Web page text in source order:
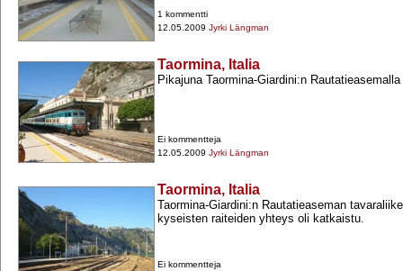
1 kommentti
12.05.2009 Jyrki Längman
Taormina, Italia
Pikajuna Taormina-​Giardini:n Rautatieasemalla
Ei kommentteja
12.05.2009 Jyrki Längman
Taormina, Italia
Taormina-​Giardini:n Rautatieaseman
kyseisten raiteiden yhteys oli katkaistu.
Ei kommentteja